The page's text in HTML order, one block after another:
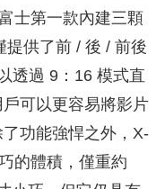
士第一款內建三顆
提供了前 / 後 / 前後
透過 9：16 模式直
可以更容易將影片
功能強悍之外，X-
的體積，僅重約